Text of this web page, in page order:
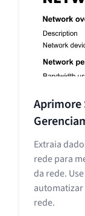
Aprimore
Extraia
rede para
da rede.
automatizar
rede.